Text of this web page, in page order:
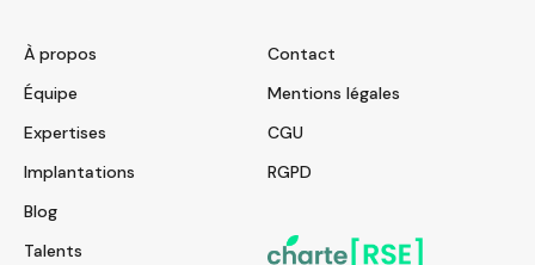
À propos
Équipe
Expertises
Implantations
Blog
Talents
Contact
Mentions légales
CGU
RGPD